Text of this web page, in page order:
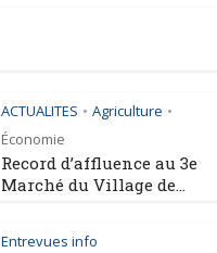
ACTUALITES • Agriculture •
Économie
Record d’affluence au 3e
Marché du Village de...
Entrevues info